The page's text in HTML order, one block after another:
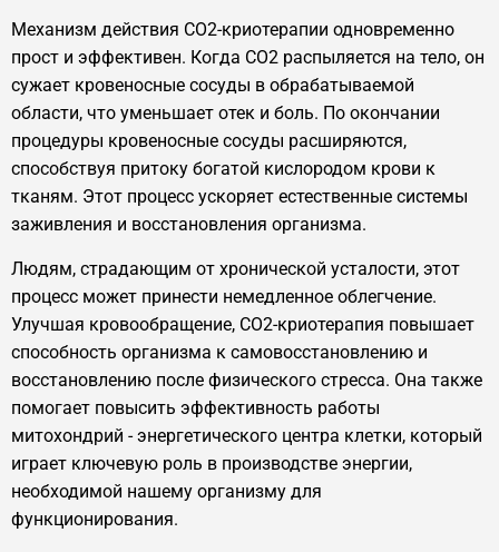
Механизм действия CO2-криотерапии одновременно
прост и эффективен. Когда CO2 распыляется на тело, он
сужает кровеносные сосуды в обрабатываемой
области, что уменьшает отек и боль. По окончании
процедуры кровеносные сосуды расширяются,
способствуя притоку богатой кислородом крови к
тканям. Этот процесс ускоряет естественные системы
заживления и восстановления организма.
Людям, страдающим от хронической усталости, этот
процесс может принести немедленное облегчение.
Улучшая кровообращение, CO2-криотерапия повышает
способность организма к самовосстановлению и
восстановлению после физического стресса. Она также
помогает повысить эффективность работы
митохондрий - энергетического центра клетки, который
играет ключевую роль в производстве энергии,
необходимой нашему организму для
функционирования.